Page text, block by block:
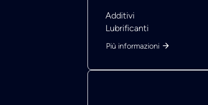
Additivi
Lubrificanti
Più informazioni